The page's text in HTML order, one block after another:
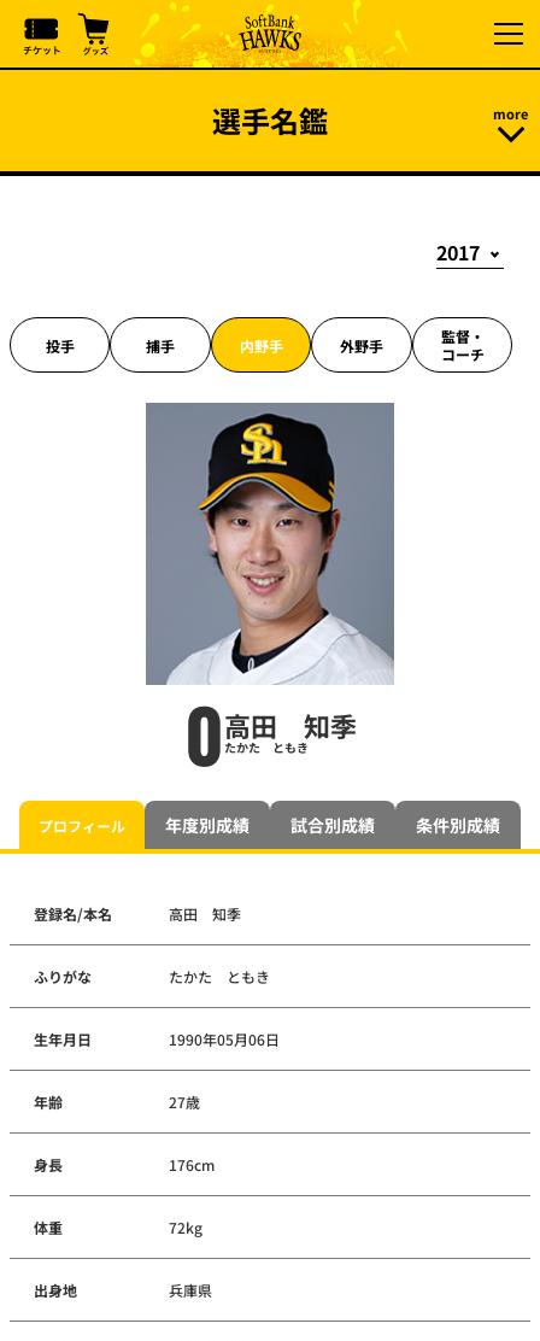
選手名鑑
投手 捕手 内野手 外野手
監督・
コーチ
0高田 知季
たかた ともき
プロフィール 年度別成績 試合別成績 条件別成績
登録名/本名 高田 知季
ふりがな たかた ともき
生年月日 1990年05月06日
年齢 27歳
身長 176cm
体重 72kg
出身地 兵庫県